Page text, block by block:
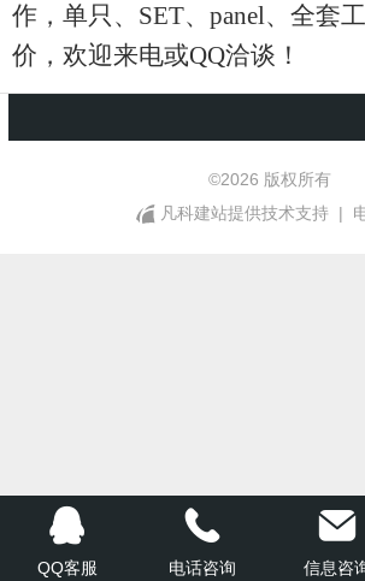
作，单只、SET、panel、全套
价，欢迎来电或QQ洽谈！
©2026 版权所有
凡科建站提供技术支持
|
QQ客服 电话咨询 信息咨